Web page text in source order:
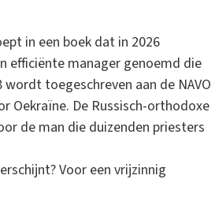
in een boek dat in 2026
efficiënte manager genoemd die
toegeschreven aan de NAVO
Oekraïne. De Russisch-orthodoxe
de man die duizenden priesters
Voor een vrijzinnig